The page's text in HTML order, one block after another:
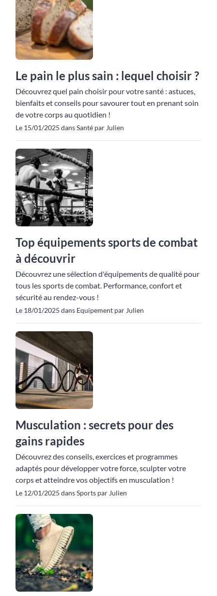
Le pain le plus sain : lequel choisir ?
Découvrez quel pain choisir pour votre santé : astuces,
bienfaits et conseils pour savourer tout en prenant soin
de votre corps au quotidien !
Le 15/01/2025 dans Santé par Julien
Top équipements sports de combat
à découvrir
Découvrez une sélection d'équipements de qualité pour
tous les sports de combat. Performance, confort et
sécurité au rendez-vous !
Le 18/01/2025 dans Equipement par Julien
Musculation : secrets pour des
gains rapides
Découvrez des conseils, exercices et programmes
adaptés pour développer votre force, sculpter votre
corps et atteindre vos objectifs en musculation !
Le 12/01/2025 dans Sports par Julien